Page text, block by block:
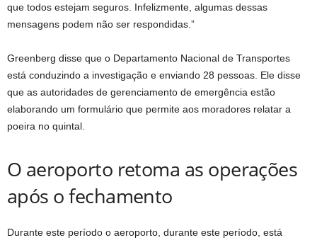
que todos estejam seguros. Infelizmente, algumas dessas
mensagens podem não ser respondidas.”
Greenberg disse que o Departamento Nacional de Transportes
está conduzindo a investigação e enviando 28 pessoas. Ele disse
que as autoridades de gerenciamento de emergência estão
elaborando um formulário que permite aos moradores relatar a
poeira no quintal.
O aeroporto retoma as operações
após o fechamento
Durante este período o aeroporto, durante este período, está